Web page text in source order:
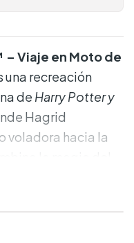
– Viaje en Moto de
una recreación
de Harry Potter y
Hagrid
voladora hacia la
creatividad de
de
una pieza